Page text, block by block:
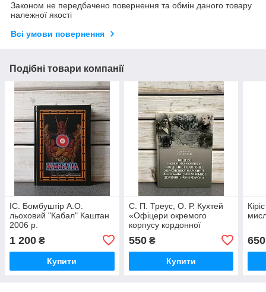
Законом не передбачено повернення та обмін даного товару
належної якості
Всі умови повернення
Подібні товари компанії
ІС. Бомбуштір А.О.
льоховий "Кабал" Каштан
2006 р.
1 200 ₴
Купити
С. П. Треус, О. Р. Кухтей
«Офіцери окремого
корпусу кордонної
республіки
550₴
Купити
650